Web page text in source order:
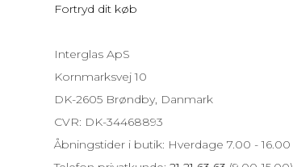
Fortryd dit køb
Interglas ApS
Kornmarksvej 10
DK-2605 Brøndby, Danmark
CVR: DK-34468893
Åbningstider i butik: Hverdage 7.00 - 16.00